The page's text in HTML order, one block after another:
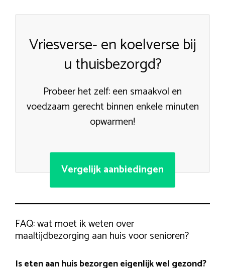
Vriesverse- en koelverse bij
u thuisbezorgd?
Probeer het zelf: een smaakvol en
voedzaam gerecht binnen enkele minuten
opwarmen!
Vergelijk aanbiedingen
FAQ: wat moet ik weten over
maaltijdbezorging aan huis voor senioren?
Is eten aan huis bezorgen eigenlijk wel gezond?